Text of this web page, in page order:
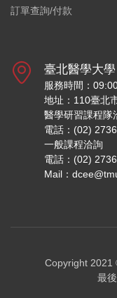
訂單查詢/付款
臺北醫學大
服務時間：
地址：110臺北
醫學研習課程隊
電話：(02)
一般課程洽詢
電話：(02)
Mail：
Copyright 2021
最